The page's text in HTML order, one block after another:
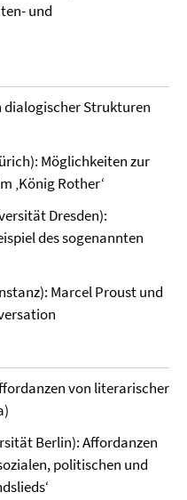
und
dialogischer Strukturen
Möglichkeiten zur
‚König Rother‘
Dresden):
des sogenannten
Marcel Proust und
von literarischer
Berlin): Affordanzen
politischen und